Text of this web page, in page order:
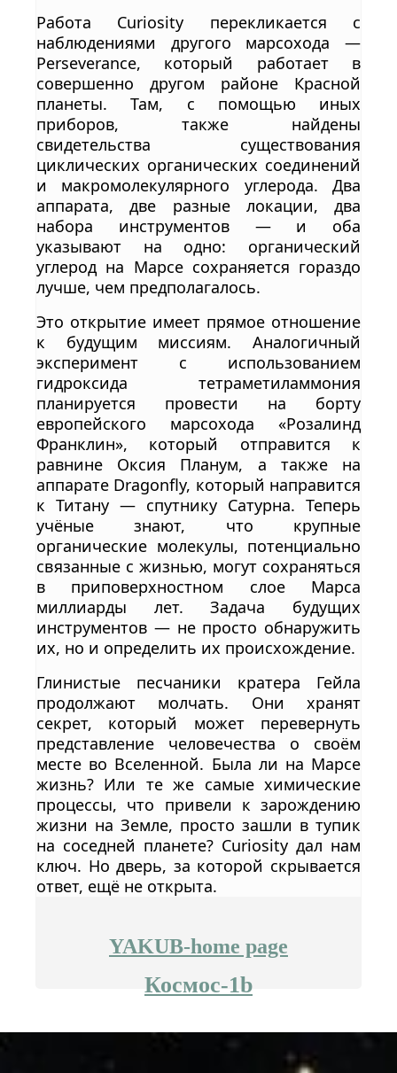
Работа Curiosity перекликается с
наблюдениями другого марсохода —
Perseverance, который работает в
совершенно другом районе Красной
планеты. Там, с помощью иных
приборов, также найдены
свидетельства существования
циклических органических соединений
и макромолекулярного углерода. Два
аппарата, две разные локации, два
набора инструментов — и оба
указывают на одно: органический
углерод на Марсе сохраняется гораздо
лучше, чем предполагалось.
Это открытие имеет прямое отношение
к будущим миссиям. Аналогичный
эксперимент с использованием
гидроксида тетраметиламмония
планируется провести на борту
европейского марсохода «Розалинд
Франклин», который отправится к
равнине Оксия Планум, а также на
аппарате Dragonfly, который направится
к Титану — спутнику Сатурна. Теперь
учёные знают, что крупные
органические молекулы, потенциально
связанные с жизнью, могут сохраняться
в приповерхностном слое Марса
миллиарды лет. Задача будущих
инструментов — не просто обнаружить
их, но и определить их происхождение.
Глинистые песчаники кратера Гейла
продолжают молчать. Они хранят
секрет, который может перевернуть
представление человечества о своём
месте во Вселенной. Была ли на Марсе
жизнь? Или те же самые химические
процессы, что привели к зарождению
жизни на Земле, просто зашли в тупик
на соседней планете? Curiosity дал нам
ключ. Но дверь, за которой скрывается
ответ, ещё не открыта.
YAKUB-home page
Космос-1b